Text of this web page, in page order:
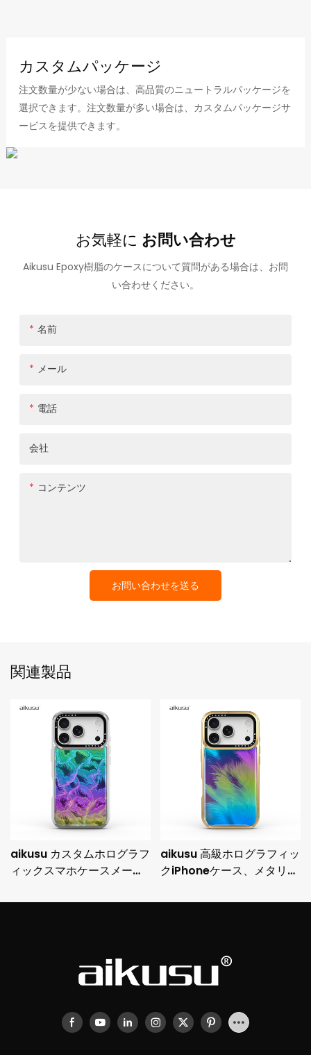
カスタムパッケージ
注文数量が少ない場合は、高品質のニュートラルパッケージを
選択できます。注文数量が多い場合は、カスタムパッケージサ
ービスを提供できます。
お気軽に お問い合わせ
Aikusu Epoxy樹脂のケースについて質問がある場合は、お問
い合わせください。
名前
メール
電話
会社
コンテンツ
お問い合わせを送る
関連製品
aikusu カスタムホログラフ
ィックスマホケースメーカ
護ケース
aikusu 高級ホログラフィッ
クiPhoneケース、メタリッ
保護機能付き